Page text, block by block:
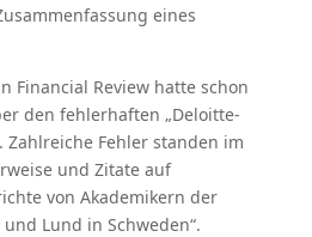
eines
Financial Review hatte schon
den fehlerhaften „Deloitte-
Zahlreiche Fehler standen im
und Zitate auf
von Akademikern der
Lund in Schweden“.